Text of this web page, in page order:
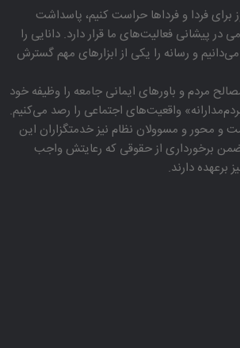
برای فردا و فرداها حراست كنیم، پاسداشت
در پیشانی فعالیت‌های ما قرار دارد. دانایی را
و رسانه را یكی از ابزارهای مهم گسترش
مردم و باورهای ایمانی جامعه را وظیفه خود
واقعیت‌های اجتماعی را رصد می‌كنیم.
و محور و مسوولان نظام نیز خدمتگزاران این
برخورداری از حقوقی كه رعایتش واجب
دارند.